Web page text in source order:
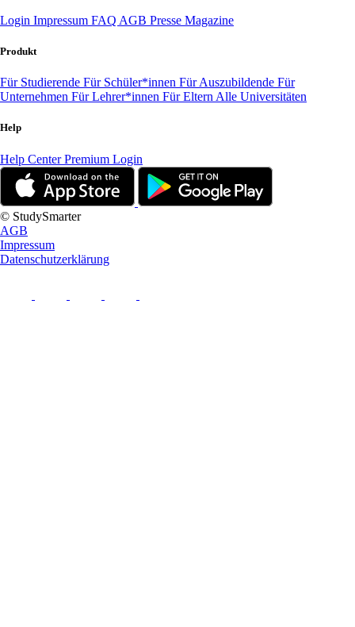
Login Impressum FAQ AGB Presse Magazine
Produkt
Für Studierende Für Schüler*innen Für Auszubildende Für
Unternehmen Für Lehrer*innen Für Eltern Alle Universitäten
Help
Help CenterPremium Login
© StudySmarter
AGB
Impressum
Datenschutzerklärung